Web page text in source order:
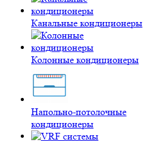
Канальные кондиционеры
Колонные кондиционеры
Напольно-потолочные
кондиционеры